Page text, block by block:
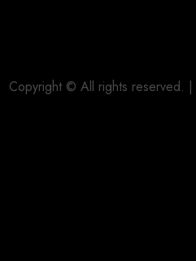
Copyright © All rights reserved. |